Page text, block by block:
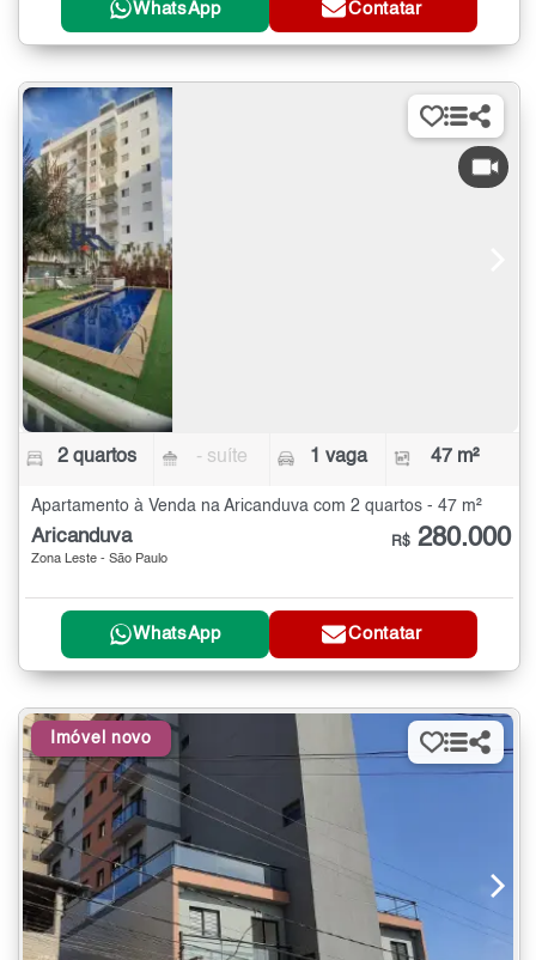
WhatsApp Contatar
2 quartos - suíte 1 vaga 47 m²
Apartamento à Venda na Aricanduva com 2 quartos - 47 m²
Aricanduva
Zona Leste - São Paulo
R$ 280.000
WhatsApp Contatar
Imóvel novo